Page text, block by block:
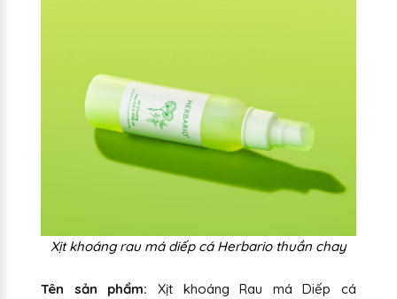
Xịt khoáng rau má diếp cá Herbario thuần chay
Tên sản phẩm: Xịt khoáng Rau má Diếp cá